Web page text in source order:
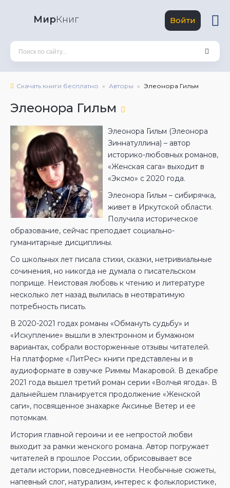
МирКниг Войти
Скачать книги бесплатно Авторы Элеонора Гильм
Элеонора Гильм
Элеонора Гильм (Элеонора
Зиннатуллина) – автор
историко-любовных романов,
«Женская сага» выходит в
«Эксмо» с 2020 года.
Элеонора Гильм – сибирячка,
живет в Иркутской области.
Получила историческое
образование, сейчас преподает социально-
гуманитарные дисциплины.
Со школьных лет писала стихи, сказки, нетривиальные
сочинения, но никогда не думала о писательском
поприще. Неистовая любовь к чтению и литературе
несколько лет назад вылилась в неотвратимую
потребность писать.
В 2020-2021 годах романы «Обмануть судьбу» и
«Искупление» вышли в электронном и бумажном
вариантах, собрали восторженные отзывы читателей.
На платформе «ЛитРес» книги представлены и в
аудиоформате в озвучке Риммы Макаровой. В декабре
2021 года вышел третий роман серии «Волчья ягода». В
дальнейшем планируется продолжение «Женской
саги», посвященное знахарке Аксинье Ветер и ее
потомкам.
История главной героини и ее непростой любви
выходит за рамки женского романа. Автор погружает
читателей в прошлое России, обрисовывает все
детали истории, повседневности. Необычные сюжеты,
напевный слог, натурализм, интерес к фольклористике,